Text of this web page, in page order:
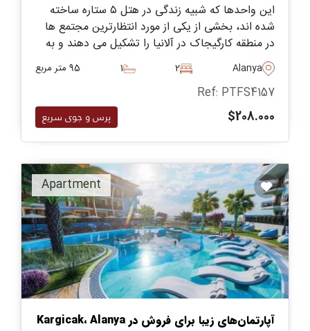
این واحدها که شبیه زندگی در هتل ۵ ستاره ساخته
شده اند، بخشی از یکی از مورد انتظارترین مجتمع ها
در منطقه کارگیجاک در آلانیا را تشکیل می دهند و به
استخرهای شنای متعدد و فضاهای سبز وسیع در
فضای باز دسترسی دارند.
Alanya
2
1 95 متر مربع
Ref: PTFS4157
$208.000 پرس و جوی سریع
Apartment
آپارتمان‌های زیبا برای فروش در Kargicak، Alanya